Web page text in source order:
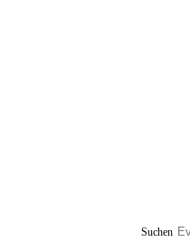
Suchen